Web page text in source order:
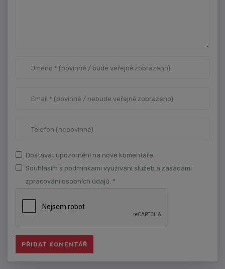
Dostávat upozornění na nové komentáře.
Souhlasím s podmínkami využívání služeb a zásadami
zpracování osobních údajů. *